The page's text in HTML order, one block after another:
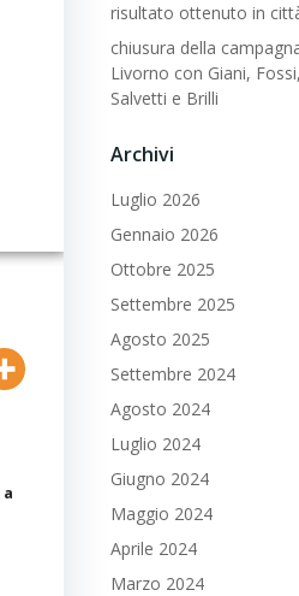
risultato ottenuto in
chiusura della
Livorno con Giani,
Salvetti e Brilli
Archivi
Luglio 2026
Gennaio 2026
Ottobre 2025
Settembre 2025
Agosto 2025
Settembre 2024
Agosto 2024
Luglio 2024
Giugno 2024
Maggio 2024
Aprile 2024
Marzo 2024